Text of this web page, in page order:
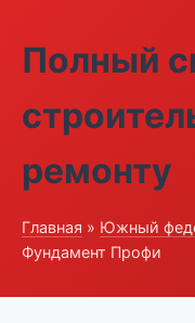
Полный
ремонту
Главная » Южный
Фундамент Профи